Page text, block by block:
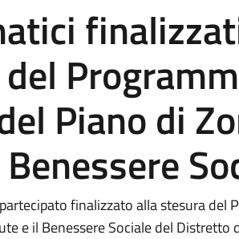
Piano di
finalizzato alla stesura del
e il Benessere Sociale del Distretto